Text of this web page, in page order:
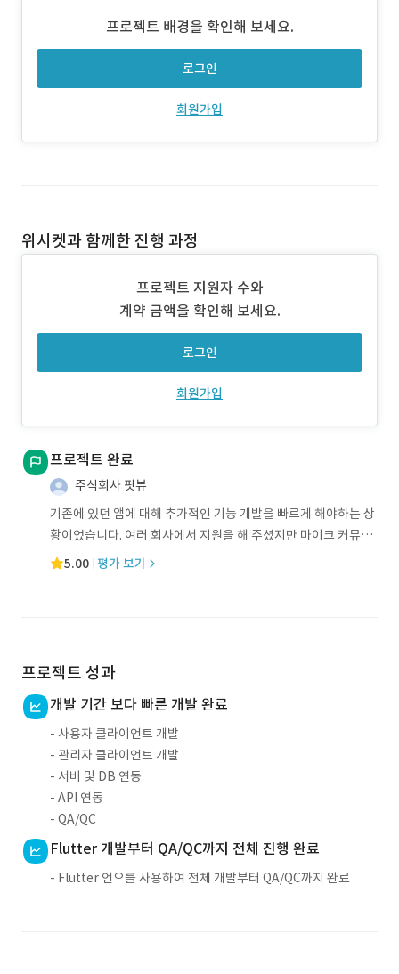
r 언어를 통한 사용자 및 관리자 클라이언트 개발 - API
프로젝트 배경을 확인해 보세요.
로그인
회원가입
위시켓과 함께한 진행 과정
프로젝트 지원자 수와
계약 금액을 확인해 보세요.
로그인
회원가입
프로젝트 완료
주식회사 핏뷰
기존에 있던 앱에 대해 추가적인 기능 개발을 빠르게 해야하는 상
황이었습니다. 여러 회사에서 지원을 해 주셨지만 마이크 커뮤니
케이션즈를 선택한 이
5.00 평가 보기
프로젝트 성과
개발 기간 보다 빠른 개발 완료
- 사용자 클라이언트 개발
- 관리자 클라이언트 개발
- 서버 및 DB 연동
- API 연동
- QA/QC
Flutter 개발부터 QA/QC까지 전체 진행 완료
- Flutter 언으를 사용하여 전체 개발부터 QA/QC까지 완료